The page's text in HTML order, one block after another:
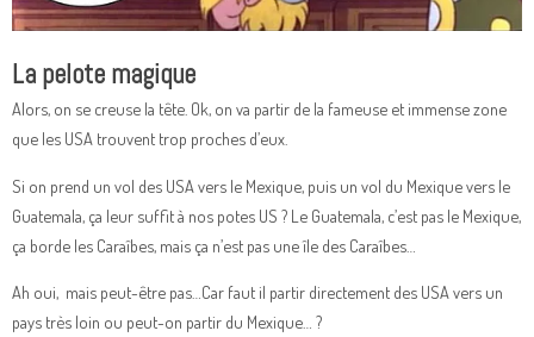
La pelote magique
Alors, on se creuse la tête. Ok, on va partir de la fameuse et immense zone
que les USA trouvent trop proches d’eux.
Si on prend un vol des USA vers le Mexique, puis un vol du Mexique vers le
Guatemala, ça leur suffit à nos potes US ? Le Guatemala, c’est pas le Mexique,
ça borde les Caraîbes, mais ça n’est pas une île des Caraîbes…
Ah oui, mais peut-être pas…Car faut il partir directement des USA vers un
pays très loin ou peut-on partir du Mexique… ?